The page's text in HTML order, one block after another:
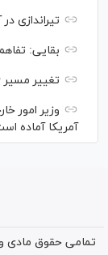
تیراندازی در
بقایی:
تغییر مسیر ۶ کشتی عربستانی در پی تهدید ارتش یمن
وزیر امور
آمریکا آماده
تمامی حقوق مادی